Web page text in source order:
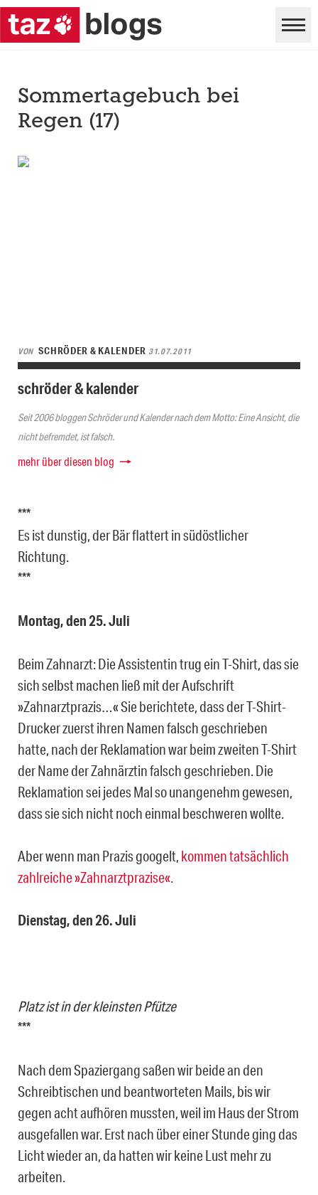
Sommertagebuch bei
Regen (17)
VON SCHRÖDER & KALENDER 31.07.2011
schröder & kalender
Seit 2006 bloggen Schröder und Kalender nach dem Motto: Eine Ansicht, die
nicht befremdet, ist falsch.
mehr über diesen blog
***
Es ist dunstig, der Bär flattert in südöstlicher
Richtung.
***
Montag, den 25. Juli
Beim Zahnarzt: Die Assistentin trug ein T-Shirt, das sie
sich selbst machen ließ mit der Aufschrift
»Zahnarztprazis…« Sie berichtete, dass der T-Shirt-
Drucker zuerst ihren Namen falsch geschrieben
hatte, nach der Reklamation war beim zweiten T-Shirt
der Name der Zahnärztin falsch geschrieben. Die
Reklamation sei jedes Mal so unangenehm gewesen,
dass sie sich nicht noch einmal beschweren wollte.
Aber wenn man Prazis googelt, kommen tatsächlich
zahlreiche »Zahnarztprazise«.
Dienstag, den 26. Juli
Platz ist in der kleinsten Pfütze
***
Nach dem Spaziergang saßen wir beide an den
Schreibtischen und beantworteten Mails, bis wir
gegen acht aufhören mussten, weil im Haus der Strom
ausgefallen war. Erst nach über einer Stunde ging das
Licht wieder an, da hatten wir keine Lust mehr zu
arbeiten.